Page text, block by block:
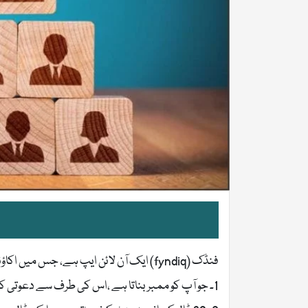
فنڈک (fyndiq) ایک آن لائن ایپ ہے، جس میں اکاؤنٹ بنانے کے لیے چند چیزیں ضروری ہیں :
1۔ جو آپ کو ممبر بناتا ہے ،اس کی طرف سے دعوتی کوڈ (Invitation code )